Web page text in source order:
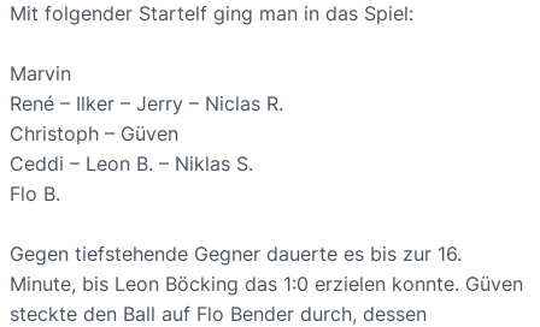
Mit folgender Startelf ging man in das Spiel:
Marvin
René – Ilker – Jerry – Niclas R.
Christoph – Güven
Ceddi – Leon B. – Niklas S.
Flo B.
Gegen tiefstehende Gegner dauerte es bis zur 16.
Minute, bis Leon Böcking das 1:0 erzielen konnte. Güven
steckte den Ball auf Flo Bender durch, dessen